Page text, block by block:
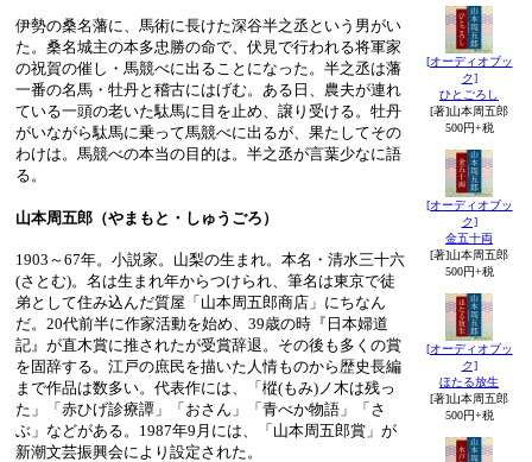
伊勢の桑名藩に、馬術に長けた深谷半之丞という男がい
た。桑名城主の本多忠勝の命で、伏見で行われる将軍家
の祝賀の催し・馬競べに出ることになった。半之丞は藩
一番の名馬・牡丹と稽古にはげむ。ある日、農夫が連れ
ている一頭の老いた駄馬に目を止め、譲り受ける。牡丹
がいながら駄馬に乗って馬競べに出るが、果たしてその
わけは。馬競べの本当の目的は。半之丞が言葉少なに語
る。
山本周五郎（やまもと・しゅうごろ）
1903～67年。小説家。山梨の生まれ。本名・清水三十六
(さとむ)。名は生まれ年からつけられ、筆名は東京で徒
弟として住み込んだ質屋「山本周五郎商店」にちなん
だ。20代前半に作家活動を始め、39歳の時『日本婦道
記』が直木賞に推されたが受賞辞退。その後も多くの賞
を固辞する。江戸の庶民を描いた人情ものから歴史長編
まで作品は数多い。代表作には、「樅(もみ)ノ木は残っ
た」「赤ひげ診療譚」「おさん」「青べか物語」「さ
ぶ」などがある。1987年9月には、「山本周五郎賞」が
新潮文芸振興会により設定された。
[オーディオブッ
ク]
ひとごろし
[著]山本周五郎
500円+税
[オーディオブッ
ク]
金五十両
[著]山本周五郎
500円+税
[オーディオブッ
ク]
ほたる放生
[著]山本周五郎
500円+税